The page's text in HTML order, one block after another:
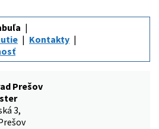
Kontakty
Prešov
3,